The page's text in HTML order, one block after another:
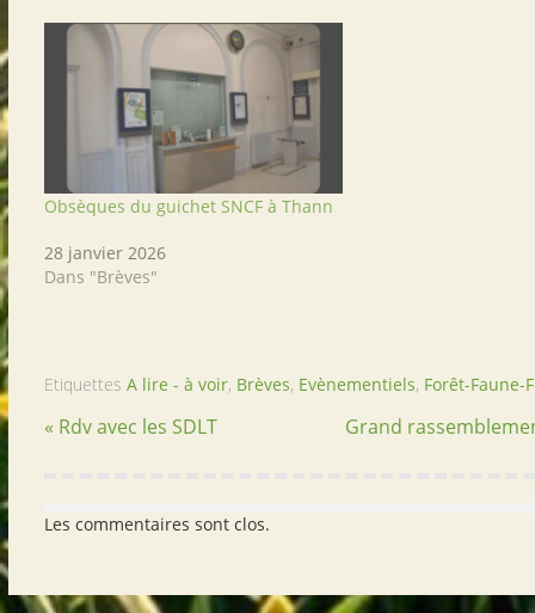
Obsèques du guichet SNCF à Thann
28 janvier 2026
Dans "Brèves"
Etiquettes A lire - à voir, Brèves, Evènementiels, Forêt-Faune-
« Rdv avec les SDLT Grand
Les commentaires sont clos.